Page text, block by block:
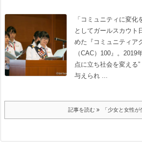
「コミュニティに変化
としてガールスカウト
めた『コミュニティア
（CAC）100』。2019
点に立ち社会を変える
与えられ ...
記事を読む 「少女と女性が